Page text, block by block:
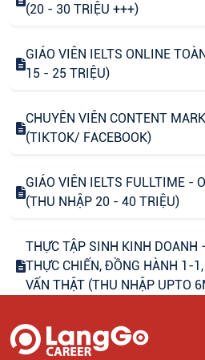
(20 - 30 TRIỆU +++)
GIÁO VIÊN IELTS ONLINE
15 - 25 TRIỆU)
CHUYÊN VIÊN CONTENT
(TIKTOK/ FACEBOOK)
GIÁO VIÊN IELTS FULLTIME -
(THU NHẬP 20 - 40 TRIỆU)
THỰC TẬP SINH KINH DOANH
THỰC CHIẾN, ĐỒNG HÀNH 1-
VẤN THẬT (THU NHẬP UPTO
CHUYÊN VIÊN CONTENT VIRAL
FACEBOOK)